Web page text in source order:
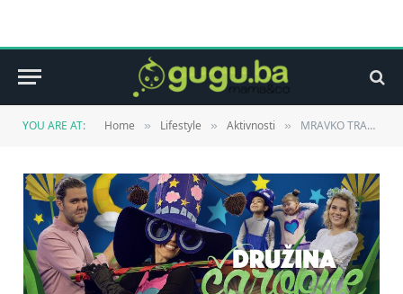
YOU ARE AT: Home » Lifestyle » Aktivnosti » MRAVKO TRAVKO VAS POZIVA NA PROMOCIJU NOVOG AUDIO I VIDEO ALBUMA „DRUŽINA ČAROBNE TRAVKE“